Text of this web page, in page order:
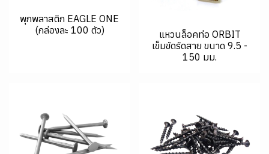
พุกพลาสติก EAGLE ONE
(กล่องละ 100 ตัว)
แหวนล็อคท่อ ORBIT
เข็มขัดรัดสาย ขนาด 9.5 -
150 มม.